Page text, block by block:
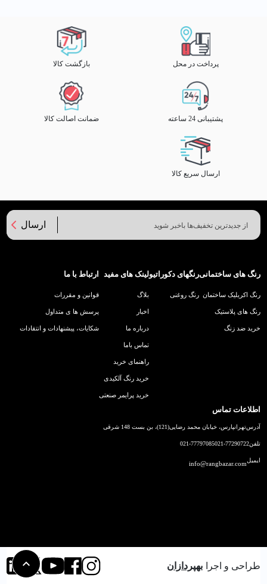
پرداخت در محل بازگشت کالا
پشتیبانی 24 ساعته ضمانت اصالت کالا
ارسال سریع کالا
ارسال
رنگ های ساختمانی
رنگ اکریلیک ساختمان
رنگ های پلاستیک
خرید ضد زنگ
رنگهای دکوراتیو
رنگ روغنی
لینک های مفید
بلاگ
اخبار
درباره ما
تماس باما
راهنمای خرید
خرید رنگ آلکیدی
خرید پرایمر صنعتی
ارتباط با ما
قوانین و مقررات
پرسش ها ی متداول
شکایات، پیشنهادات و انتقادات
اطلاعات تماس
آدرستهرانپارس، خیابان محمد رضایی(121)، بن بست 148 شرقی
تلفن021-77290722
021-77797085
ایمیلinfo@rangbazar.com
طراحی و اجرا بهپردازان